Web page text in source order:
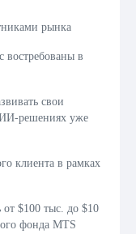
рынка
востребованы в
свои
ИИ-решениях уже
клиента в рамках
$100 тыс. до $10
фонда MTS